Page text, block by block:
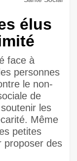
élus
face à
personnes
le non-
de
les
Même
petites
proposer des